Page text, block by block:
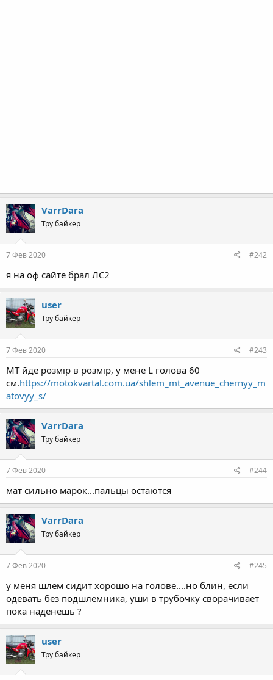
VarrDara
Тру байкер
7 Фев 2020 #242
я на оф сайте брал ЛС2
user
Тру байкер
7 Фев 2020 #243
МТ йде розмір в розмір, у мене L голова 60
см.https://motokvartal.com.ua/shlem_mt_avenue_chernyy_m
atovyy_s/
VarrDara
Тру байкер
7 Фев 2020 #244
мат сильно марок...пальцы остаются
VarrDara
Тру байкер
7 Фев 2020 #245
у меня шлем сидит хорошо на голове....но блин, если
одевать без подшлемника, уши в трубочку сворачивает
пока наденешь ?
user
Тру байкер